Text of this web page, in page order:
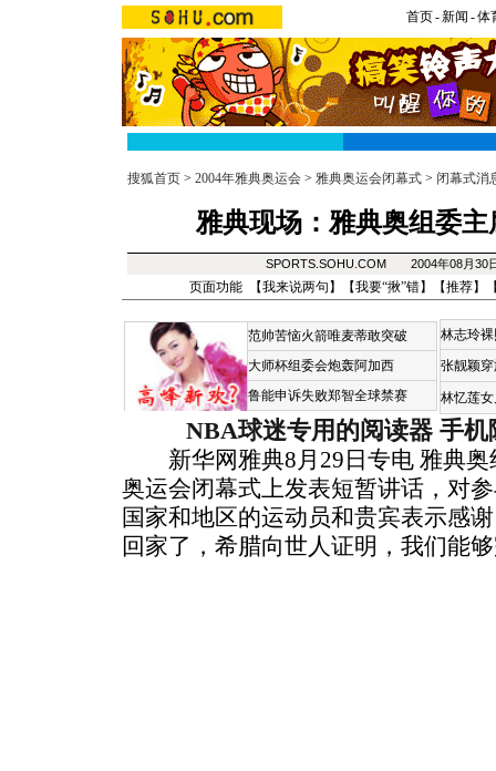
首页-新闻 -体
搜狐首页 > 2004年雅典奥运会 > 雅典奥运会闭幕式 > 闭幕式消
雅典现场：雅典奥组委
SPORTS.SOHU.COM 2004年08月
页面功能 【我来说两句 】【我要“揪”错】【推荐】
范帅苦恼火箭唯麦蒂敢突破
大师杯组委会炮轰阿加西
鲁能申诉失败郑智全球禁赛
林志玲
张靓颖
林忆莲
NBA球迷专用的阅读器 手机
新华网雅典8月29日专电 雅典奥
奥运会闭幕式上发表短暂讲话，对
国家和地区的运动员和贵宾表示感
回家了，希腊向世人证明，我们能